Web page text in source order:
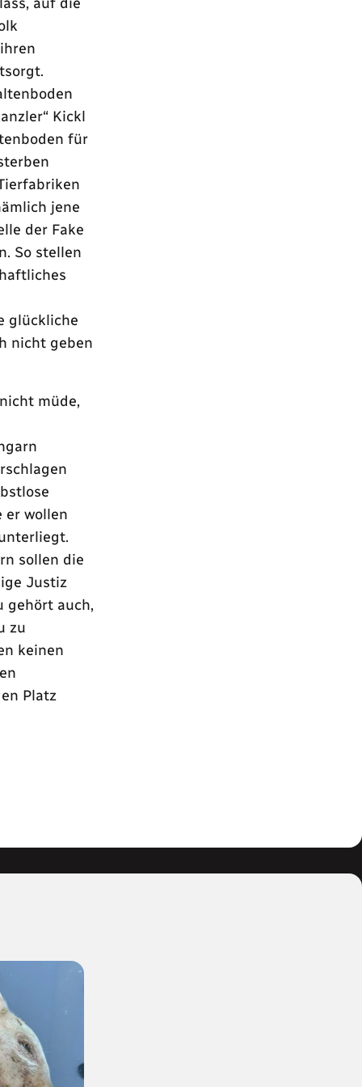
Kickl
für
jene
der Fake
So stellen
glückliche
nicht geben
müde,
er wollen
sollen die
Justiz
gehört auch,
zu
keinen
Platz